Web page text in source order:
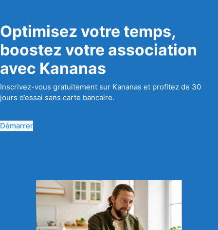
Optimisez votre temps,
boostez votre association
avec Kananas
Inscrivez-vous gratuitement sur Kananas et profitez de 30
jours d’essai sans carte bancaire.
Démarrer